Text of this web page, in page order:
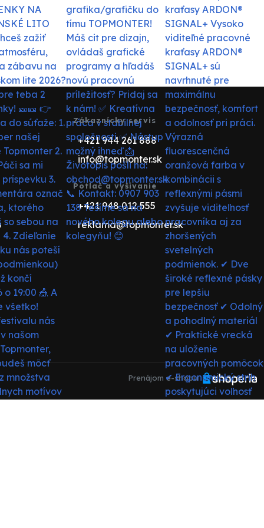
Zákaznícky servis
+421 944 261 888
info@topmonter.sk
Potlač a vyšívanie
+421 948 012 555
reklama@topmonter.sk
Prenájom e-shopu